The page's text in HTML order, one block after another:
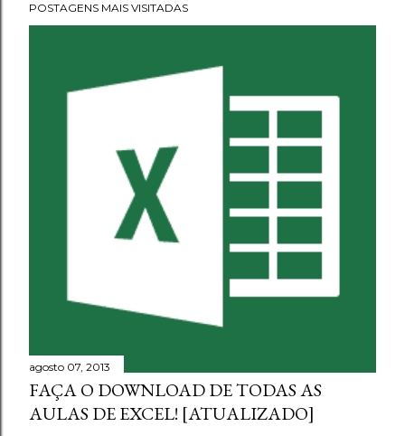
POSTAGENS MAIS VISITADAS
agosto 07, 2013
FAÇA O DOWNLOAD DE TODAS AS
AULAS DE EXCEL! [ATUALIZADO]